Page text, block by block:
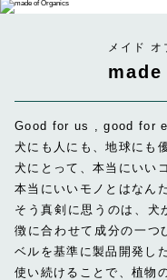
メイド オ
Good for us , good for
犬にも人にも、地球にも
犬にとって、本当にいい
本当にいいモノとはなん
そう真剣に思うのは、
徴に合わせて成分の一つ
ベルを基準に製品開発し
使い続けることで、植物